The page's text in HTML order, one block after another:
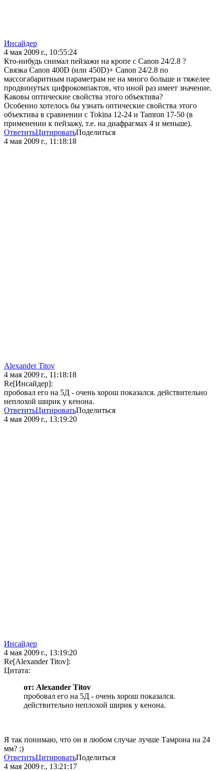
Инсайдер
4 мая 2009 г., 10:55:24
Кто-нибудь снимал пейзажи на кропе с Canon 24/2.8 ?
Связка Canon 400D (или 450D)+ Canon 24/2.8 по
массогабаритным параметрам не на много больше и тяжелее
продвинутых цифрокомпактов, что иной раз имеет значение.
Каковы оптические свойства этого объектива?
Особенно хотелось бы узнать оптические свойства этого
объектива в сравнении с Tokina 12-24 и Tamron 17-50 (в
применении к пейзажу, т.е. на диафрагмах 4 и меньше).
ОтветитьЦитироватьПоделиться
4 мая 2009 г., 11:18:18
Alexander Titov
4 мая 2009 г., 11:18:18
Re[Инсайдер]:
пробовал его на 5Д - очень хорош показался. действительно
неплохой ширик у кенона.
ОтветитьЦитироватьПоделиться
4 мая 2009 г., 13:19:20
Инсайдер
4 мая 2009 г., 13:19:20
Re[Alexander Titov]:
Цитата:
от: Alexander Titov
пробовал его на 5Д - очень хорош показался.
действительно неплохой ширик у кенона.
Я так понимаю, что он в любом случае лучше Тамрона на 24
мм? ;)
ОтветитьЦитироватьПоделиться
4 мая 2009 г., 13:21:17